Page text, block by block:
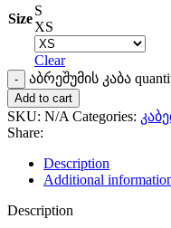
Size
S
XS
Clear
აბრეშუმის კაბა
Add to cart
SKU: N/A Categories:
Share:
Description
Additional
Description